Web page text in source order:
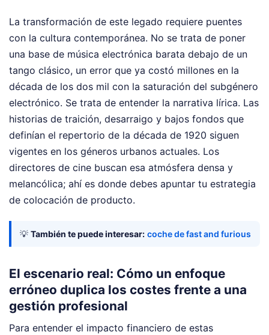
La transformación de este legado requiere puentes
con la cultura contemporánea. No se trata de poner
una base de música electrónica barata debajo de un
tango clásico, un error que ya costó millones en la
década de los dos mil con la saturación del subgénero
electrónico. Se trata de entender la narrativa lírica. Las
historias de traición, desarraigo y bajos fondos que
definían el repertorio de la década de 1920 siguen
vigentes en los géneros urbanos actuales. Los
directores de cine buscan esa atmósfera densa y
melancólica; ahí es donde debes apuntar tu estrategia
de colocación de producto.
💡 También te puede interesar: coche de fast and furious
El escenario real: Cómo un enfoque
erróneo duplica los costes frente a una
gestión profesional
Para entender el impacto financiero de estas